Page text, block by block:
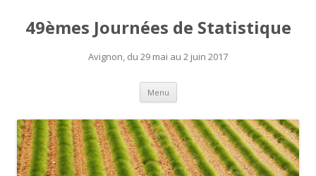
49èmes Journées de Statistique
Avignon, du 29 mai au 2 juin 2017
Menu Aller
contenu